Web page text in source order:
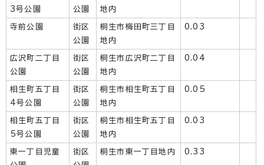
3号公園
公園
地内
寺前公園
街区
公園
桐生市梅田町三丁目
地内
0.03
広沢町二丁目
公園
街区
公園
桐生市広沢町二丁目
地内
0.04
相生町五丁目
4号公園
街区
公園
桐生市相生町五丁目
地内
0.05
相生町五丁目
5号公園
街区
公園
桐生市相生町五丁目
地内
0.03
東一丁目児童
街区
桐生市東一丁目地内 0.33